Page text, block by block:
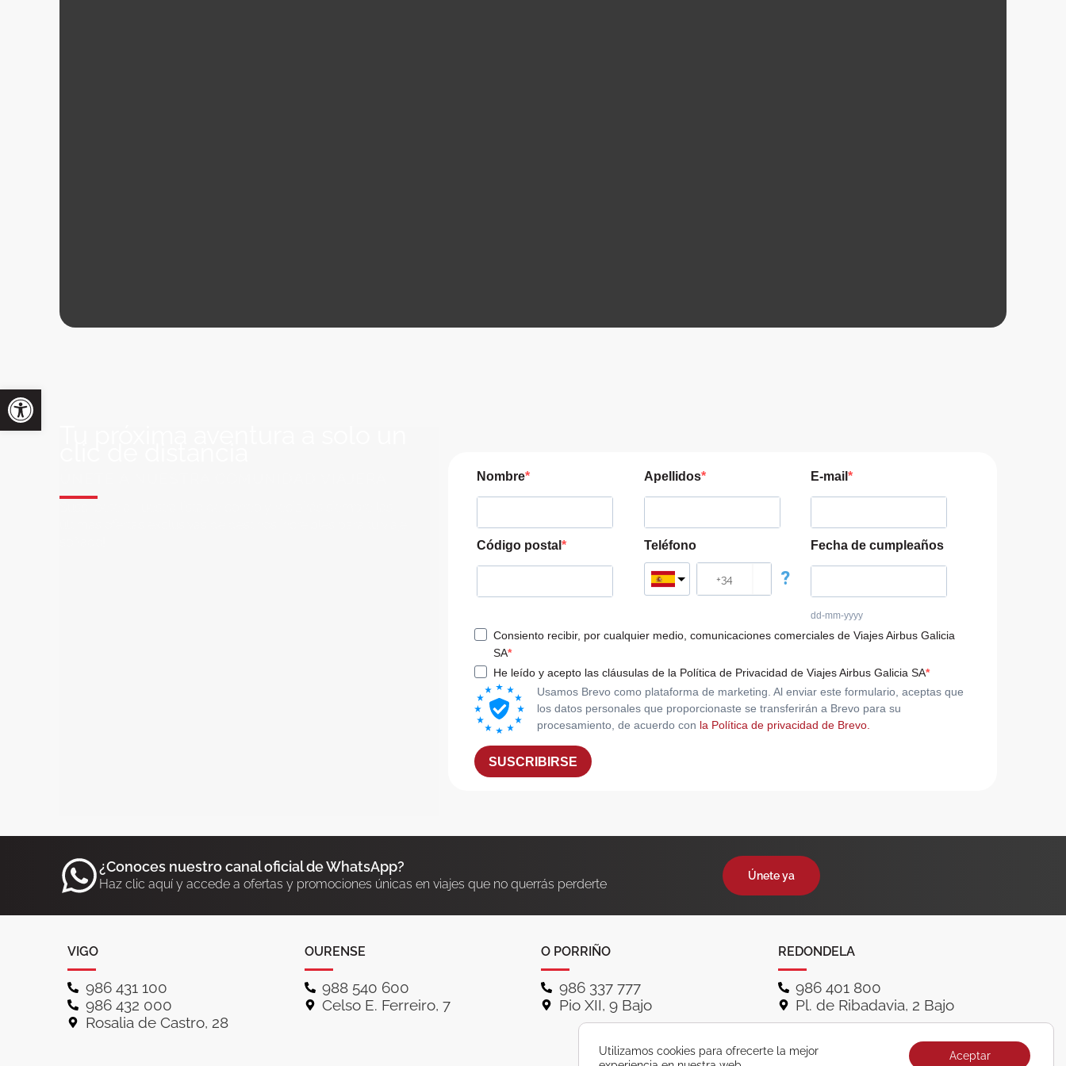
Nombre Apellidos E-mail
Código postal Teléfono
?
Fecha de cumpleaños
dd-mm-yyyy
Consiento recibir, por cualquier medio, comunicaciones comerciales de Viajes Airbus Galicia
SA
He leído y acepto las cláusulas de la Política de Privacidad de Viajes Airbus Galicia SA
Usamos Brevo como plataforma de marketing. Al enviar este formulario, aceptas que
los datos personales que proporcionaste se transferirán a Brevo para su
procesamiento, de acuerdo con la Política de privacidad de Brevo.
SUSCRIBIRSE
¿Conoces nuestro canal oficial de WhatsApp?
Haz clic aquí y accede a ofertas y promociones únicas en viajes que no querrás perderte
Únete ya
VIGO
986 431 100
986 432 000
Rosalia de Castro, 28
OURENSE
988 540 600
Celso E. Ferreiro, 7
O PORRIÑO
986 337 777
Pio XII, 9 Bajo
REDONDELA
986 401 800
Pl. de Ribadavia, 2 Bajo
Utilizamos cookies para ofrecerte la mejor
Aceptar